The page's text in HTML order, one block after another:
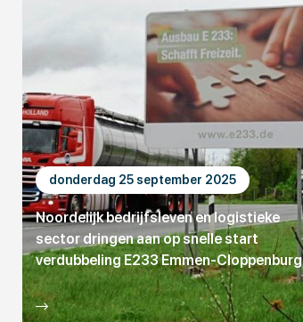
donderdag 25 september 2025
Noordelijk bedrijfsleven en logistieke
sector dringen aan op snelle start
verdubbeling E233 Emmen-Cloppenburg